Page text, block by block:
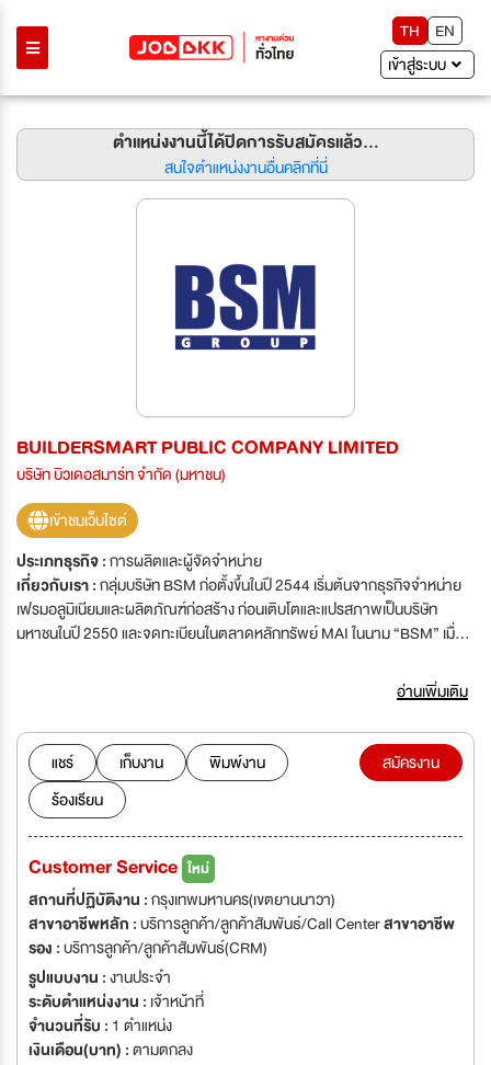
TH
EN
เข้าสู่ระบบ
ตำแหน่งงานนี้ได้ปิดการรับสมัครแล้ว...
สนใจตำแหน่งงานอื่นคลิกที่นี่
BUILDERSMART PUBLIC COMPANY LIMITED
บริษัท บิวเดอสมาร์ท จำกัด (มหาชน)
เข้าชมเว็บไซต์
ประเภทธุรกิจ :การผลิตและผู้จัดจำหน่าย
เกี่ยวกับเรา :กลุ่มบริษัท BSM ก่อตั้งขึ้นในปี 2544 เริ่มต้นจากธุรกิจจำหน่าย
เฟรมอลูมิเนียมและผลิตภัณฑ์ก่อสร้าง ก่อนเติบโตและแปรสภาพเป็นบริษัท
มหาชนในปี 2550 และจดทะเบียนในตลาดหลักทรัพย์ MAI ในนาม “BSM” เมื่อปี
ผลิตและจัดจำหน่ายระบบประตูหน้าต่างแบรนด์ Nulook จากประเทศนิวซีแลนด์
แต่เพียงผู้เดียวในภูมิภาคเอเชียตะวันออกเฉียงใต้และอินเดีย พร้อมก่อตั้งโรงงาน
ผลิตที่จังหวัดสมุทรปราการ เพื่อรองรับการเติบโตอย่างต่อเนื่อง BSM ได้ขยาย
สู่ธุรกิจอสังหาริมทรัพย์ โดยพัฒนาโครงการที่อยู่อาศัยสำหรับผู้สูงอายุในหัวหิน
รวมถึงโครงการคอนโดมิเนียมกลางกรุงเทพฯ ปัจจุบันมีโครงการอยู่ระหว่างการ
พัฒนารวม 6 โครงการ ในปัจจุบัน กลุ่มบริษัท BSM ประกอบด้วย 5 บริษัทใน
เครือ ได้แก่ บริษัท บิวเดอสมาร์ท จำกัด (มหาชน) – ผลิตและจำหน่ายวัสดุ
ระบบประตู-หน้าต่าง บริษัท แสนสรา ไลฟ์สไตล์ เซอร์วิส จำกัด – พัฒนา
โครงการอสังหาริมทรัพย์เพื่อผู้สูงอายุ บริษัท ทีค ดีเวลลอปเม้นท์ จำกัด –
พัฒนาโครงการคอนโดมิเนียมในเขตเมือง บริษัท อินสตอไดเรค จำกัด – ให้
บริการด้าน IT และเทคโนโลยีสารสนเทศ BSM ยังคงเดินหน้าในการพัฒนาและ
ขยายธุรกิจอย่างมั่นคง เพื่อเป็นผู้นำในด้านวัสดุก่อสร้างและอสังหาริมทรัพย์
อย่างครบวงจรในระดับภูมิภาค.
อ่านเพิ่มเติม
แชร์ เก็บงาน
พิมพ์งาน
ร้องเรียน
สมัครงาน
Customer Service ใหม่
สถานที่ปฏิบัติงาน :กรุงเทพมหานคร(เขตยานนาวา)
สาขาอาชีพหลัก :บริการลูกค้า/ลูกค้าสัมพันธ์/Call Centerสาขาอาชีพ
รอง :บริการลูกค้า/ลูกค้าสัมพันธ์(CRM)
รูปแบบงาน :งานประจำ
ระดับตำแหน่งงาน : เจ้าหน้าที่
จำนวนที่รับ : 1 ตำแหน่ง
เงินเดือน(บาท) :ตามตกลง